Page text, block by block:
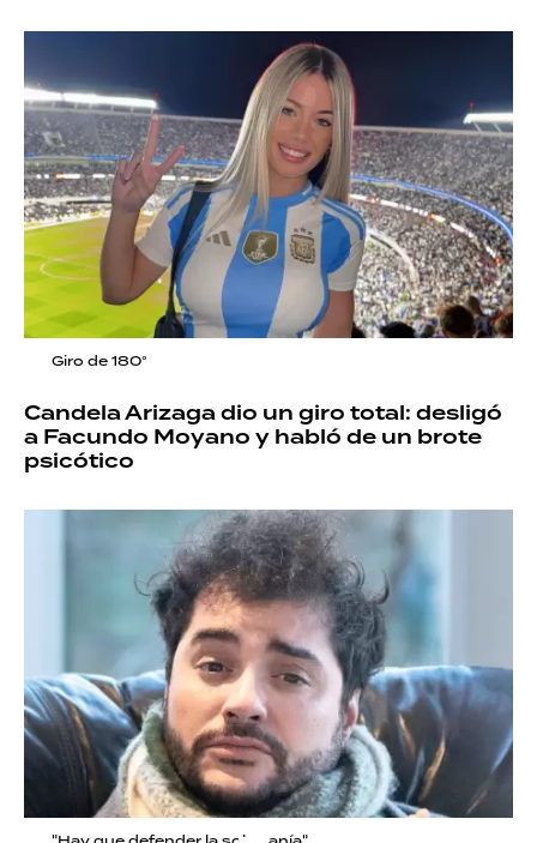
Giro de 180°
Candela Arizaga dio un giro total: desligó
a Facundo Moyano y habló de un brote
psicótico